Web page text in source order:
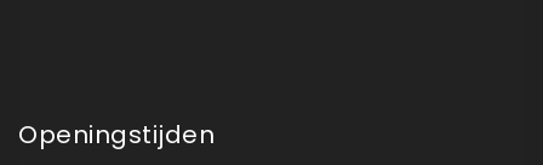
Openingstijden